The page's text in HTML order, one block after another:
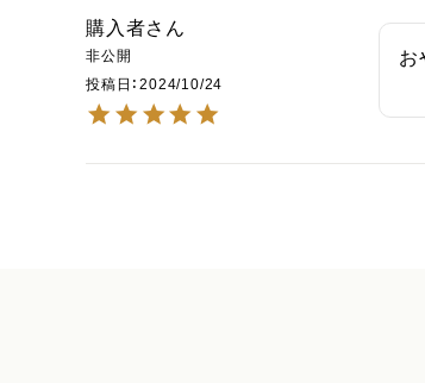
購入者
非公開
投稿日
2024/10/24
お